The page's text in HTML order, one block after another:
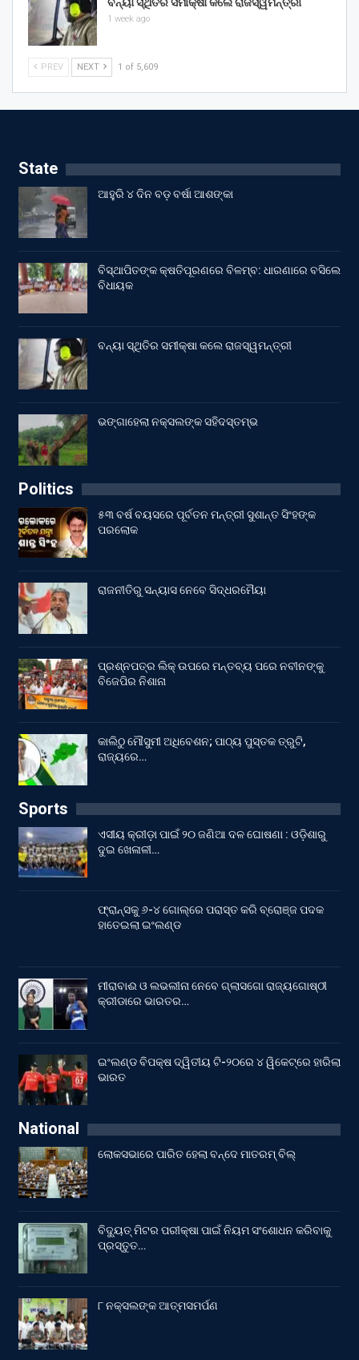
1 week ago
PREV NEXT 1 of 5,609
State
ଆହୁରି ୪ ଦିନ ବଡ଼ ବର୍ଷା ଆଶଙ୍କା
ବିସ୍ଥାପିତଙ୍କ କ୍ଷତିପୂରଣରେ ବିଳମ୍ବ: ଧାରଣାରେ ବସିଲେ
ବିଧାୟକ
ବନ୍ୟା ସ୍ଥିତିର ସମୀକ୍ଷା କଲେ ରାଜସ୍ୱମନ୍ତ୍ରୀ
ଭଙ୍ଗାହେଲା ନକ୍ସଲଙ୍କ ସହିଦସ୍ତମ୍ଭ
Politics
୫୩ ବର୍ଷ ବୟସରେ ପୂର୍ବତନ ମନ୍ତ୍ରୀ ସୁଶାନ୍ତ ସିଂହଙ୍କ
ପରଲୋକ
ରାଜନୀତିରୁ ସନ୍ୟାସ ନେବେ ସିଦ୍ଧରମୈୟା
ପ୍ରଶ୍ନପତ୍ର ଲିକ୍ ଉପରେ ମନ୍ତବ୍ୟ ପରେ ନବୀନଙ୍କୁ
ବିଜେପିର ନିଶାନା
କାଲିଠୁ ମୌସୁମୀ ଅଧିବେଶନ; ପାଠ୍ୟ ପୁସ୍ତକ ତ୍ରୁଟି,
ରାଜ୍ୟରେ…
Sports
ଏସୀୟ କ୍ରୀଡ଼ା ପାଇଁ ୨୦ ଜଣିଆ ଦଳ ଘୋଷଣା : ଓଡ଼ିଶାରୁ
ଦୁଇ ଖେଳାଳୀ…
ଫ୍ରାନ୍ସକୁ ୬-୪ ଗୋଲ୍‌ରେ ପରାସ୍ତ କରି ବ୍ରୋଞ୍ଜ ପଦକ
ହାତେଇଲା ଇଂଲଣ୍ଡ
ମୀରାବାଈ ଓ ଲଭଲୀନା ନେବେ ଗ୍ଲାସଗୋ ରାଜ୍ୟଗୋଷ୍ଠୀ
କ୍ରୀଡାରେ ଭାରତର…
ଇଂଲଣ୍ଡ ବିପକ୍ଷ ଦ୍ୱିତୀୟ ଟି-୨୦ରେ ୪ ୱିକେଟ୍‌ରେ ହାରିଲା
ଭାରତ
National
ଲୋକସଭାରେ ପାରିତ ହେଲା ବନ୍ଦେ ମାତରମ୍‌ ବିଲ୍‌
ବିଦ୍ୟୁତ୍ ମିଟର ପରୀକ୍ଷା ପାଇଁ ନିୟମ ସଂଶୋଧନ କରିବାକୁ
ପ୍ରସ୍ତୁତ…
୮ ନକ୍ସଲଙ୍କ ଆତ୍ମସମର୍ପଣ